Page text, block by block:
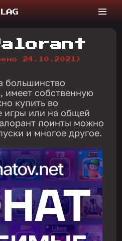
24.10.2021)
большинство
имеет собственную
купить во
игры или на общей
поинты можно
и многое другое.